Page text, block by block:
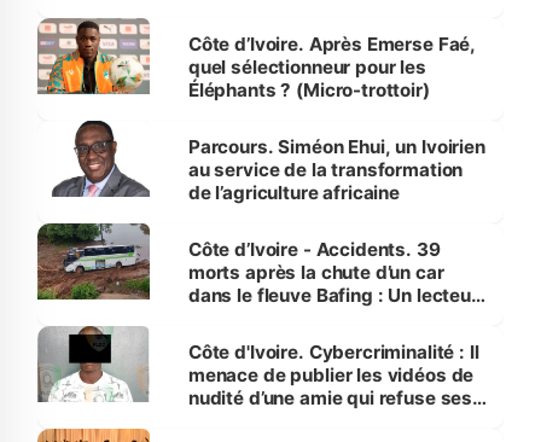
Côte d’Ivoire. Après Emerse Faé,
quel sélectionneur pour les
Éléphants ? (Micro-trottoir)
Parcours. Siméon Ehui, un Ivoirien
au service de la transformation
de l’agriculture africaine
Côte d’Ivoire - Accidents. 39
morts après la chute d’un car
dans le fleuve Bafing : Un lecteur
des Transports
Côte d'Ivoire. Cybercriminalité : Il
menace de publier les vidéos de
nudité d’une amie qui refuse ses